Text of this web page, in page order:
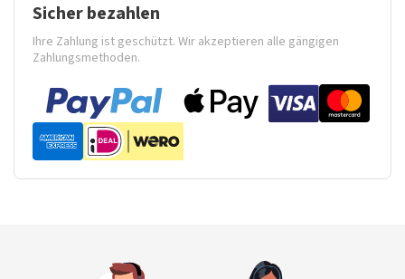
Sicher bezahlen
Ihre Zahlung ist geschützt. Wir akzeptieren alle gängigen
Zahlungsmethoden.